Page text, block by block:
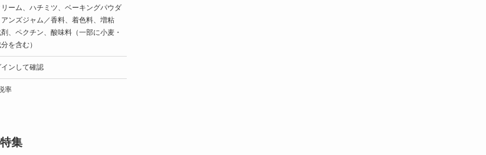
ーム、ハチミツ、ベーキングパウダ
ンズジャム／香料、着色料、増粘
、ペクチン、酸味料（一部に小麦・
を含む）
インして確認
率
集